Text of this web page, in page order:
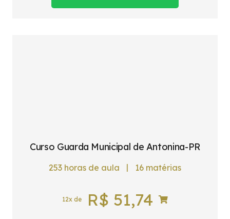
Curso Guarda Municipal de Antonina-PR
253 horas de aula | 16matérias
12x de R$ 51,74